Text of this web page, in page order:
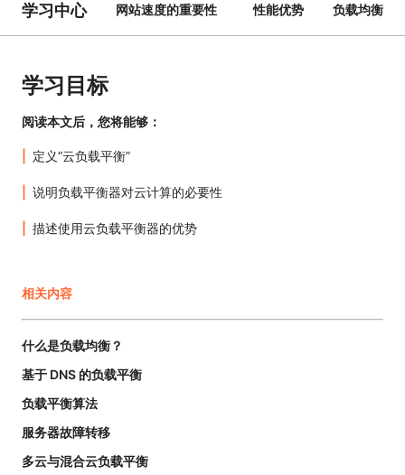
学习中心 网站速度的重要性 性能优势 负载均衡
学习目标
阅读本文后，您将能够：
定义“云负载平衡”
说明负载平衡器对云计算的必要性
描述使用云负载平衡器的优势
相关内容
什么是负载均衡？
基于 DNS 的负载平衡
负载平衡算法
服务器故障转移
多云与混合云负载平衡